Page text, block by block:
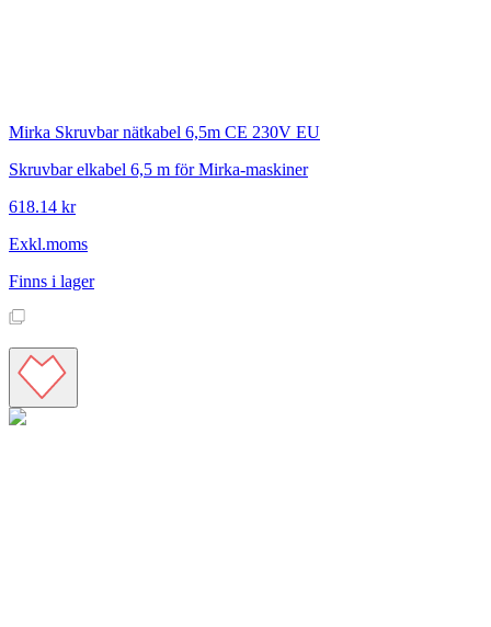
Mirka Skruvbar nätkabel 6,5m CE 230V EU
Skruvbar elkabel 6,5 m för Mirka-maskiner
618.14 kr
Exkl.moms
Finns i lager